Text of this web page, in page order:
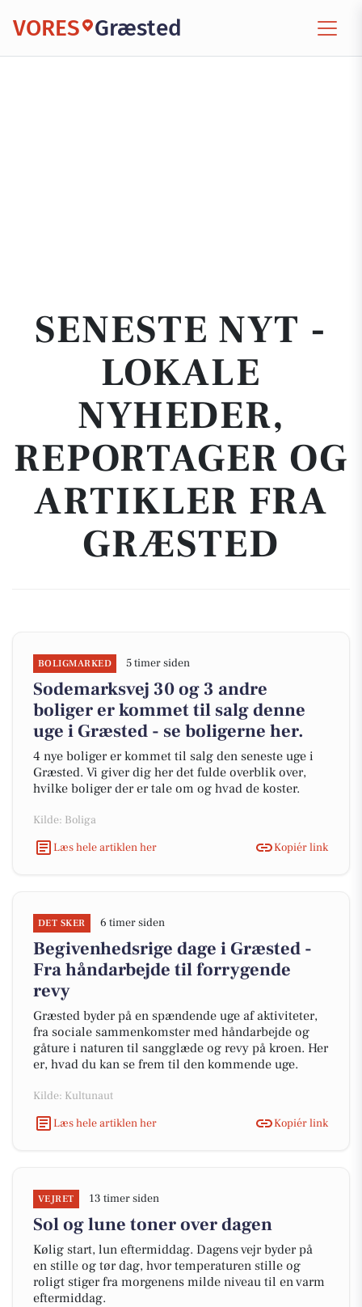
VORES Græsted
SENESTE NYT -
LOKALE
NYHEDER,
REPORTAGER OG
ARTIKLER FRA
GRÆSTED
BOLIGMARKED 5 timer siden
Sodemarksvej 30 og 3 andre
boliger er kommet til salg denne
uge i Græsted - se boligerne her.
4 nye boliger er kommet til salg den seneste uge i
Græsted. Vi giver dig her det fulde overblik over,
hvilke boliger der er tale om og hvad de koster.
Kilde: Boliga
Læs hele artiklen her
Kopiér link
DET SKER 6 timer siden
Begivenhedsrige dage i Græsted -
Fra håndarbejde til forrygende
revy
Græsted byder på en spændende uge af aktiviteter,
fra sociale sammenkomster med håndarbejde og
gåture i naturen til sangglæde og revy på kroen. Her
er, hvad du kan se frem til den kommende uge.
Kilde: Kultunaut
Læs hele artiklen her
Kopiér link
VEJRET 13 timer siden
Sol og lune toner over dagen
Kølig start, lun eftermiddag. Dagens vejr byder på
en stille og tør dag, hvor temperaturen stille og
roligt stiger fra morgenens milde niveau til en varm
eftermiddag.